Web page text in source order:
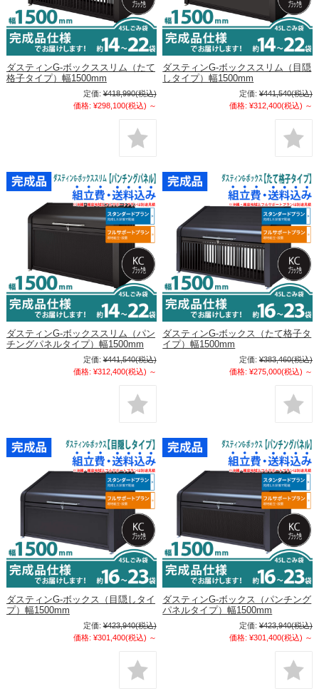
ダスティンG-ボックススリム（たて
格子タイプ）幅1500mm
定価: ¥418,990(税込)
価格: ¥298,100(税込) ～
ダスティンG-ボックススリム（目隠
しタイプ）幅1500mm
定価: ¥441,540(税込)
価格: ¥312,400(税込) ～
ダスティンG-ボックススリム（パン
チングパネルタイプ）幅1500mm
定価: ¥441,540(税込)
価格: ¥312,400(税込) ～
ダスティンG-ボックス（たて格子タ
イプ）幅1500mm
定価: ¥383,460(税込)
価格: ¥275,000(税込) ～
ダスティンG-ボックス（目隠しタイ
プ）幅1500mm
定価: ¥423,940(税込)
価格: ¥301,400(税込) ～
ダスティンG-ボックス（パンチング
パネルタイプ）幅1500mm
定価: ¥423,940(税込)
価格: ¥301,400(税込) ～